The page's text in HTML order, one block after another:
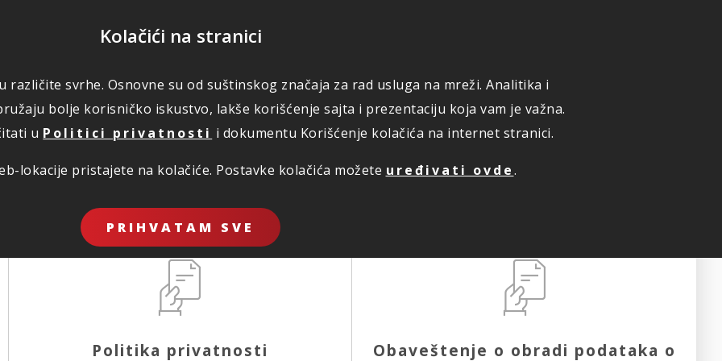
Kolačići na stranici
različite svrhe. Osnovne su od suštinskog značaja za rad usluga na mreži. Analitika i
bolje korisničko iskustvo, lakše korišćenje sajta i prezentaciju koja vam je važna.
u Politici privatnosti i dokumentu Korišćenje kolačića na internet stranici.
lokacije pristajete na kolačiće. Postavke kolačića možete uređivati ovde.
PRIHVATAM SVE
ŠTETE KORISNO O NAMA
PLATITE PREMIJU ONLINE ZAKAZIVANJE PREGLEDA
Politika privatnosti
Obaveštenje o obradi podataka o